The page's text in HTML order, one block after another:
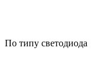
По типу светодиода